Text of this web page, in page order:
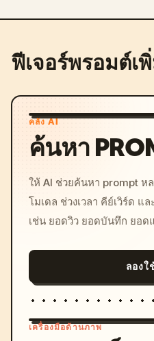
ฟีเจอร์พรอมต์เ
คลัง AI
ค้นหา
ให้ AI ช่วยค้นหา prompt ห
โมเดล ช่วงเวลา คีย์เวิร์ด แ
เช่น ยอดวิว ยอดบันทึก ยอด
ลองใ
เครื่องมือด้านภาพ